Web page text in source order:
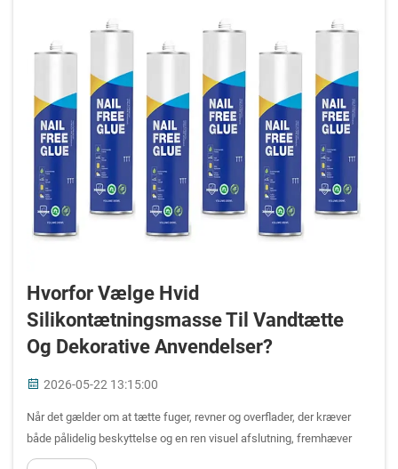
Hvorfor Vælge Hvid
Silikontætningsmasse Til Vandtætte
Og Dekorative Anvendelser?
2026-05-22 13:15:00
Når det gælder om at tætte fuger, revner og overflader, der kræver
både pålidelig beskyttelse og en ren visuel afslutning, fremhæver
hvid silikontætningsmasse sig som ét af de mest pålidelige